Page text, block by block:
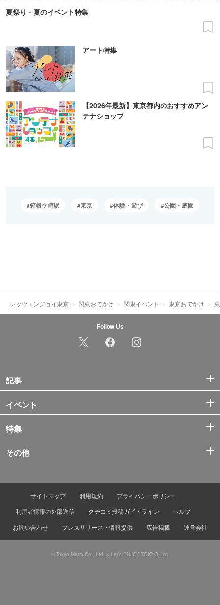
夏祭り・夏のイベント特集
アート特集
【2026年最新】東京都内のおすすめアン
テナショップ
箱根ケ崎駅 東京 体験・遊び 公園・庭園
レッツエンジョイ東京 関東おでかけ 関東イベント 東京おでかけ
Follow Us
記事
イベント
特集
その他
サイトマップ 利用規約
プライバシーポリシー
利用者情報の外部送信
クチコミ投稿ガイドライン
ヘルプ
お問い合わせ
プレスリリース・情報提供 広告掲載 運営会社
© Tokyo Metro Co., Ltd. & Let’s ENJOY TOKYO, Inc.